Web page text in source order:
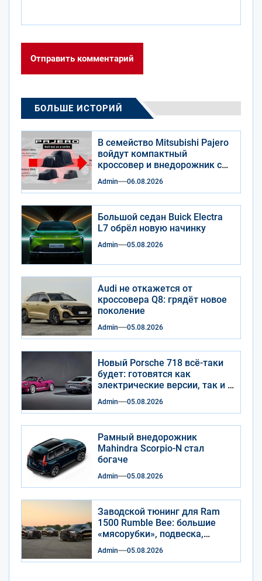
БОЛЬШЕ ИСТОРИЙ
В семейство Mitsubishi Pajero
войдут компактный
кроссовер и внедорожник с
приставкой Mini
Admin 06.08.2026
Большой седан Buick Electra
L7 обрёл новую начинку
Admin 05.08.2026
Audi не откажется от
кроссовера Q8: грядёт новое
поколение
Admin 05.08.2026
Новый Porsche 718 всё-таки
будет: готовятся как
электрические версии, так и с
ДВС
Admin 05.08.2026
Рамный внедорожник
Mahindra Scorpio-N стал
богаче
Admin 05.08.2026
Заводской тюнинг для Ram
1500 Rumble Bee: большие
«мясорубки», подвеска,
выхлоп, декор
Admin 05.08.2026